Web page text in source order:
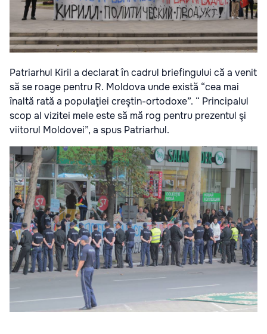
Patriarhul Kiril a declarat în cadrul briefingului că a venit
să se roage pentru R. Moldova unde există “cea mai
înaltă rată a populaţiei creştin-ortodoxe”. “ Principalul
scop al vizitei mele este să mă rog pentru prezentul şi
viitorul Moldovei”, a spus Patriarhul.